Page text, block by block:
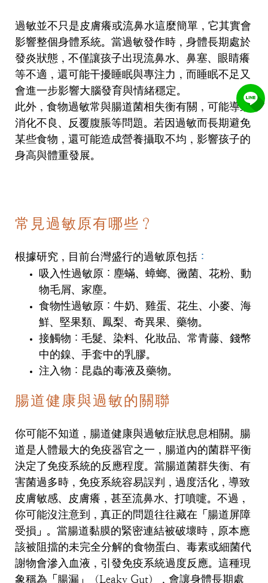
過敏並不只是皮膚癢或流鼻水這麼簡單，它其實會
影響整個身體系統。當過敏發作時，身體長期處於
發炎狀態，不僅讓孩子出現流鼻水、鼻塞、眼睛癢
等不適，還可能干擾睡眠與專注力，而睡眠不足又
會進一步影響大腦發育與情緒穩定。
此外，食物過敏常與腸道菌相失衡有關，可能導致
消化不良、反覆腹脹等問題。若因過敏而長期避免
某些食物，還可能造成營養攝取不均，影響孩子的
身高與體重發展。
常見過敏原有哪些？
根據研究，目前台灣盛行的過敏原包括 ：
吸入性過敏原：塵蟎、蟑螂、黴菌、花粉、動
物毛屑、家塵。
食物性過敏原：牛奶、雞蛋、花生、小麥、海
鮮、堅果類、鳳梨、奇異果、藥物。
接觸物：毛髮、染料、化妝品、常青藤、錢幣
中的鎳、手套中的乳膠。
注入物：昆蟲的毒液及藥物。
腸道健康與過敏的關聯
你可能不知道，腸道健康與過敏症狀息息相關。腸
道是人體最大的免疫器官之一，腸道內的菌群平衡
決定了免疫系統的反應程度。當腸道菌群失衡、有
害菌過多時，免疫系統容易誤判，過度活化，導致
皮膚敏感、皮膚癢，甚至流鼻水、打噴嚏。不過，
你可能沒注意到，真正的問題往往藏在「腸道屏障
受損」。當腸道黏膜的緊密連結被破壞時，原本應
該被阻擋的未完全分解的食物蛋白、毒素或細菌代
謝物會滲入血液，引發免疫系統過度反應。這種現
象稱為「腸漏」（Leaky Gut），會讓身體長期處